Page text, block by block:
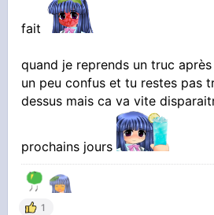
fait
quand je reprends un truc
un peu confus et tu restes pas
dessus mais ca va vite
prochains jours
1